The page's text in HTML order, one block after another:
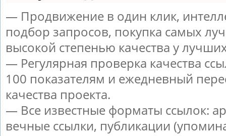
— Продвижение в один клик,
подбор запросов, покупка самых
высокой степенью качества у
— Регулярная проверка качества
100 показателям и ежедневный
качества проекта.
— Все известные форматы ссылок:
вечные ссылки, публикации